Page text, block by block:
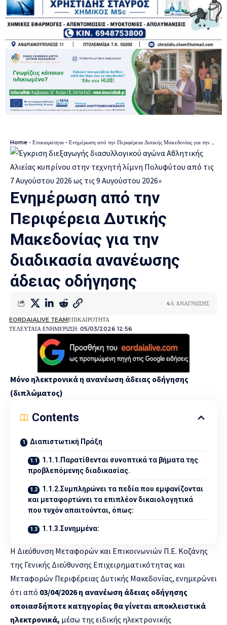
Home - Επικαιρότητα - Ενημέρωση από την Περιφέρεια Δυτικής Μακεδονίας για την διαδικασία ανανέωσης άδειας οδήγησης
Ενημέρωση από την
Περιφέρεια Δυτικής
Μακεδονίας για την
διαδικασία ανανέωσης
άδειας οδήγησης
ΤΕΛΕΥΤΑΙΑ ΕΝΗΜΕΡΩΣΗ: 05/03/2026 12:56
EORDAIALIVE TEAMΕΠΙΚΑΙΡΟΤΗΤΑ
4Λ ΑΝΑΓΝΩΣΗΣ
Μόνο ηλεκτρονικά η ανανέωση άδειας οδήγησης
(διπλώματος)
Contents
Διαπιστωτική Πράξη
1.1.1.Παρατίθενται συνοπτικά τα βήματα της
προβλεπόμενης διαδικασίας.
1.1.2.Συμπληρώνει τα πεδία που εμφανίζονται
και μεταφορτώνει τα επιπλέον δικαιολογητικά
που τυχόν απαιτούνται, όπως:
1.1.3.Συνημμένα:
H Διεύθυνση Μεταφορών και Επικοινωνιών Π.Ε. Κοζάνης
της Γενικής Διεύθυνσης Επιχειρηματικότητας και
Μεταφορών Περιφέρειας Δυτικής Μακεδονίας, ενημερώνει
ότι από 03/04/2026 η ανανέωση άδειας οδήγησης
οποιασδήποτε κατηγορίας θα γίνεται αποκλειστικά
ηλεκτρονικά, μέσω της ειδικής ηλεκτρονικής